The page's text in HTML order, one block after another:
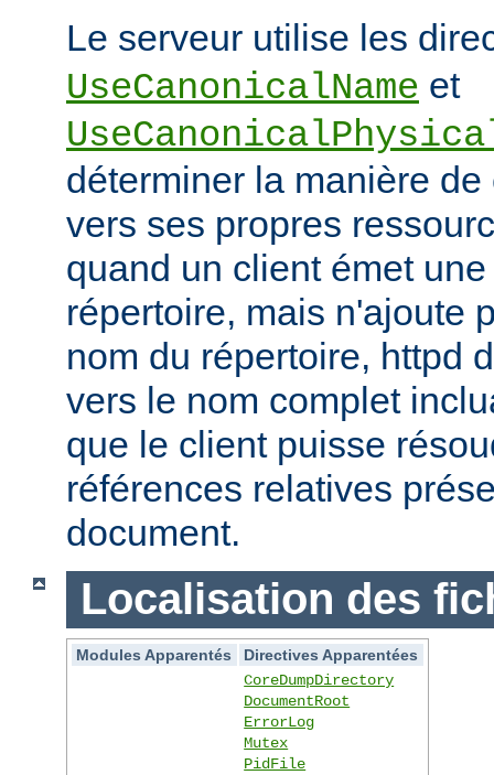
Le serveur utilise les
UseCanonicalName et
déterminer la manière
vers ses propres
quand un client émet
répertoire, mais n'ajoute
nom du répertoire, httpd
vers le nom complet
que le client puisse
références relatives
document.
Localisation des
Modules Apparentés
Directives Apparentées
CoreDumpDirectory
DocumentRoot
ErrorLog
Mutex
PidFile